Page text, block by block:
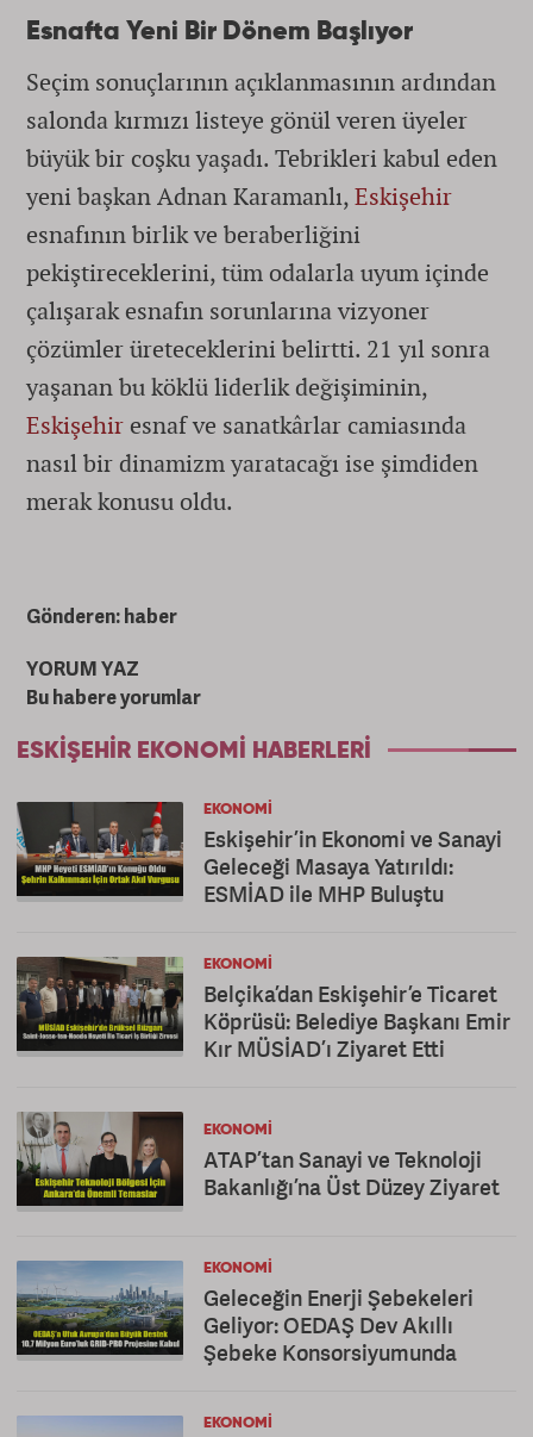
Esnafta Yeni Bir Dönem Başlıyor
Seçim sonuçlarının açıklanmasının ardından
salonda kırmızı listeye gönül veren üyeler
büyük bir coşku yaşadı. Tebrikleri kabul eden
yeni başkan Adnan Karamanlı,Eskişehir
esnafının birlik ve beraberliğini
pekiştireceklerini, tüm odalarla uyum içinde
çalışarak esnafın sorunlarına vizyoner
çözümler üreteceklerini belirtti. 21 yıl sonra
yaşanan bu köklü liderlik değişiminin,
Eskişehir esnaf ve sanatkârlar camiasında
nasıl bir dinamizm yaratacağı ise şimdiden
merak konusu oldu.
Gönderen: haber
YORUM YAZ
Bu habere yorumlar
ESKIŞEHIR EKONOMI HABERLERI
EKONOMI
Eskişehir’in Ekonomi ve Sanayi
Geleceği Masaya Yatırıldı:
ESMİAD ile MHP Buluştu
EKONOMI
Belçika’dan Eskişehir’e Ticaret
Köprüsü: Belediye Başkanı Emir
Kır MÜSİAD’ı Ziyaret Etti
EKONOMI
ATAP’tan Sanayi ve Teknoloji
Bakanlığı’na Üst Düzey Ziyaret
EKONOMI
Geleceğin Enerji Şebekeleri
Geliyor: OEDAŞ Dev Akıllı
Şebeke Konsorsiyumunda
EKONOMI